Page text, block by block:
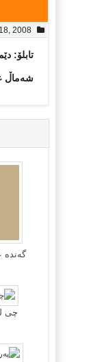
2008
تابلۆ:
شه‌ماڵ
چی